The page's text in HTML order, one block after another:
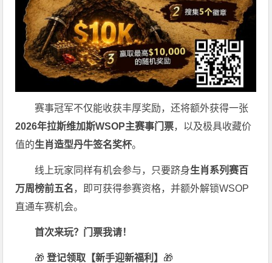
赛事冠军不仅能收获丰厚奖励，还将额外获得一张
2026年拉斯维加斯WSOP主赛事门票，以及极具收藏价
值的生肖造型丹牛签名奖杯。
线上玩家同样有机会参与，只要跻身生肖系列赛百
万周榜前五名，即可获得参赛资格，并额外解锁WSOP
直通车赛机会。
首次来玩？门票我请！
🎁 登记领取【新手迎新福利】 🎁